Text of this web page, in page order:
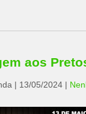
aos
| 13/05/2024 |